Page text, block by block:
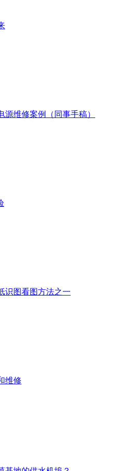
源维修案例（同事手稿）
识图看图方法之一
维修